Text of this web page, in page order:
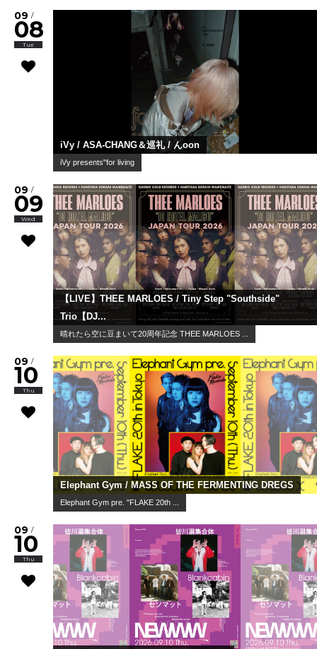
09 /
08
Tue
iVy / ASA-CHANG＆巡礼 / んoon
iVy presents"for living
09 /
09
Wed
【LIVE】THEE MARLOES / Tiny Step "Southside"
Trio【DJ...
晴れたら空に豆まいて20周年記念 THEE MARLOES ...
09 /
10
Thu
Elephant Gym / MASS OF THE FERMENTING DREGS
Elephant Gym pre. "FLAKE 20th ...
09 /
10
Thu